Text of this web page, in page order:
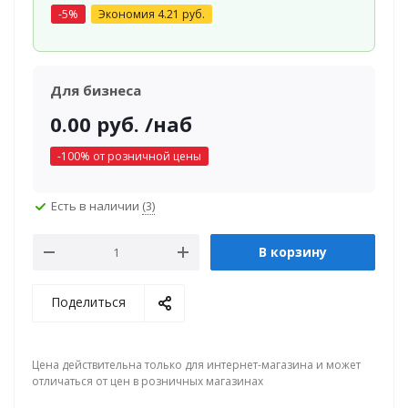
-5% Экономия 4.21 руб.
Для бизнеса
0.00 руб. /наб
-100% от розничной цены
Есть в наличии (3)
В корзину
Поделиться
Цена действительна только для интернет-магазина и может
отличаться от цен в розничных магазинах